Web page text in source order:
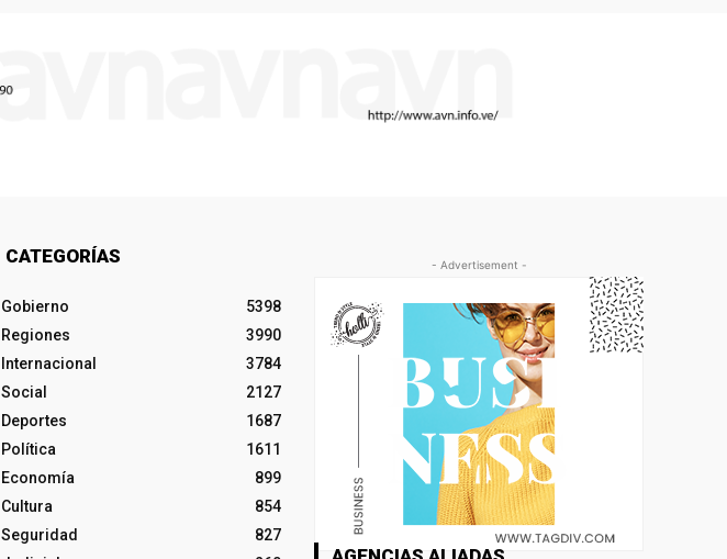
CATEGORÍAS
Gobierno
5398
Regiones
3990
Internacional
3784
Social
2127
Deportes
1687
Política
1611
Economía
899
Cultura
854
Seguridad
827
- Advertisement -